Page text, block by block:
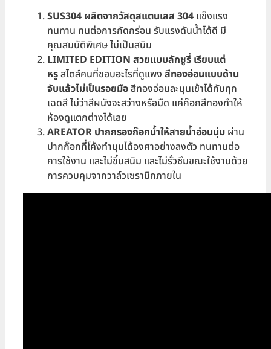
SUS304 ผลิตจากวัสดุสแตนเลส 304 แข็งแรง
ทนทาน ทนต่อการกัดกร่อน รับแรงดันน้ำได้ดี มี
คุณสมบัติพิเศษ ไม่เป็นสนิม
LIMITED EDITION สวยแบบลักชูรี่ เรียบแต่
หรูสไตล์คนที่ชอบอะไรที่ดูแพง สีทองอ่อนแบบด้าน
จับแล้วไม่เป็นรอยมือสีทองอ่อนละมุนเข้าได้กับทุก
เฉดสี ไม่ว่าสีผนังจะสว่างหรือมืด แค่ก๊อกสีทองทำให้
ห้องดูแตกต่างได้เลย
AREATOR ปากกรองก๊อกน้ำให้สายน้ำอ่อนนุ่ม ผ่าน
ปากก๊อกที่โค้งทำมุมได้องศาอย่างลงตัว ทนทานต่อ
การใช้งาน และไม่ขึ้นสนิม และไม่รั่วซึมขณะใช้งานด้วย
การควบคุมจากวาล์วเซรามิกภายใน